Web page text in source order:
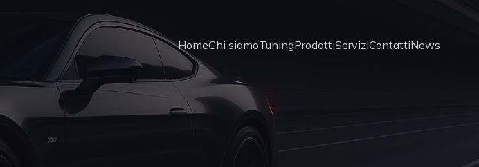
HomeChi siamoTuningProdottiServiziContattiNews